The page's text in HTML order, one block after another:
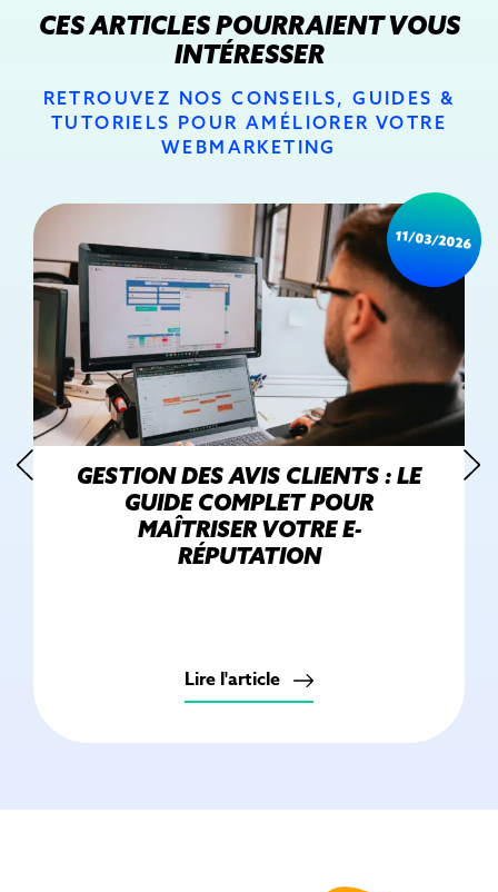
CES ARTICLES POURRAIENT VOUS
INTÉRESSER
RETROUVEZ NOS CONSEILS, GUIDES &
TUTORIELS POUR AMÉLIORER VOTRE
WEBMARKETING
11/03/2026
GESTION DES AVIS CLIENTS : LE
GUIDE COMPLET POUR
MAÎTRISER VOTRE E-
RÉPUTATION
Lire l'article